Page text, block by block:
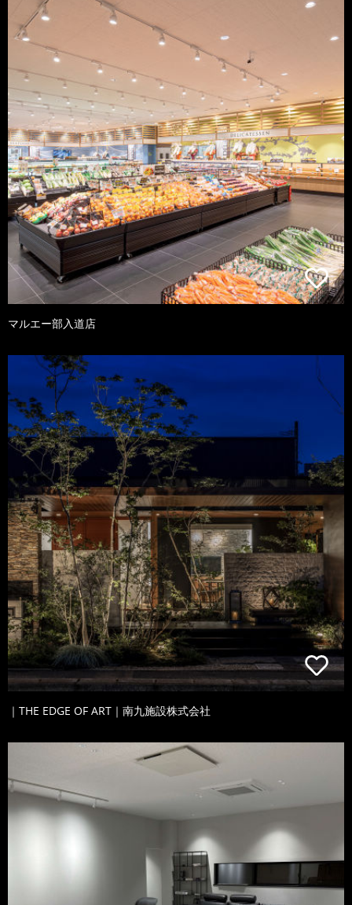
マルエー部入道店
｜THE EDGE OF ART｜南九施設株式会社